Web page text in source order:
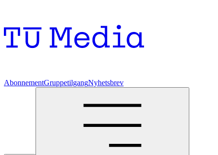
AbonnementGruppetilgangNyhetsbrev